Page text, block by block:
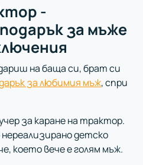
-
за мъже
на баща си, брат си
за любимия мъж, спри
за каране на трактор.
детско
което вече е голям мъж.